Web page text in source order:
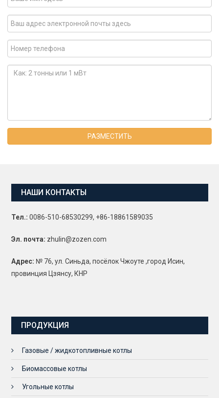
РАЗМЕСТИТЬ
НАШИ КОНТАКТЫ
Тел.: 0086-510-68530299, +86-18861589035
Эл. почта: zhulin@zozen.com
Адрес: № 76, ул. Синьда, посёлок Чжоуте ,город Исин,
провинция Цзянсу, КНР
ПРОДУКЦИЯ
Газовые / жидкотопливные котлы
Биомассовые котлы
Угольные котлы